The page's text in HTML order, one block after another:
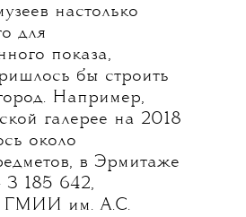
настолько
для
показа,
бы строить
Например,
галерее на 2018
около
в Эрмитаже
3 185 642,
ГМИИ им. А.С.